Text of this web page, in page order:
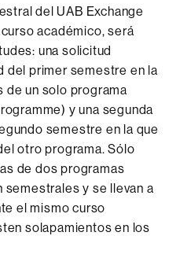
del UAB Exchange
académico, será
una solicitud
del primer semestre en la
un solo programa
y una segunda
semestre en la que
otro programa. Sólo
de dos programas
y se llevan a
el mismo curso
solapamientos en los